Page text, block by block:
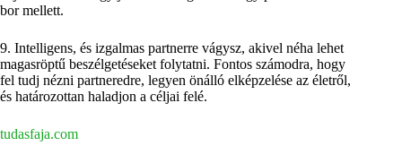
bor mellett.
9. Intelligens, és izgalmas partnerre vágysz, akivel néha lehet
magasröptű beszélgetéseket folytatni. Fontos számodra, hogy
fel tudj nézni partneredre, legyen önálló elképzelése az életről,
és határozottan haladjon a céljai felé.
tudasfaja.com